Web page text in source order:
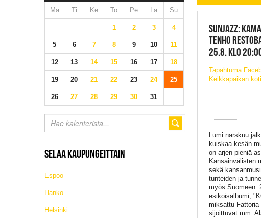
Ma Ti Ke To Pe La Su
1 2 3 4
5 6 7 8 9 10 11
12 13 14 15 16 17 18
19 20 21 22 23 24 25
26 27 28 29 30 31
SELAA KAUPUNGEITTAIN
Espoo
Hanko
Helsinki
SUNJAZZ:
TENHO
25.8. KLO
Tapahtuma
Keikkapaikan
Lumi narskuu
kuiskaa kesän
on arjen pieniä
Kansainvälisten
sekä
tunteiden ja
myös Suomeen.
esikoisalbumi,
miksattu Fattoria
sijoittuvat mm.